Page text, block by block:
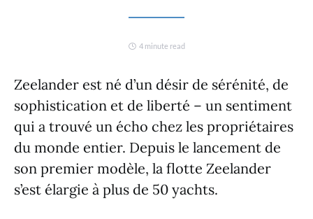
4 minute read
Zeelander est né d’un désir de sérénité, de
sophistication et de liberté – un sentiment
qui a trouvé un écho chez les propriétaires
du monde entier. Depuis le lancement de
son premier modèle, la flotte Zeelander
s’est élargie à plus de 50 yachts.